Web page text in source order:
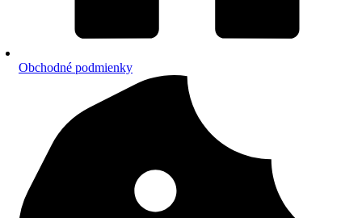
Obchodné podmienky